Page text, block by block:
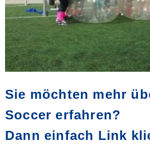
Sie möchten mehr
Soccer erfahren?
Dann einfach Link